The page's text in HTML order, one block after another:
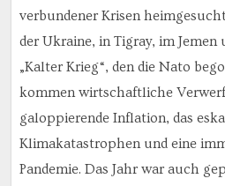
verbundener Krisen
der Ukraine, in Tigray, im Jemen
„Kalter Krieg“, den die Nato
kommen wirtschaftliche
galoppierende Inflation, das
Klimakatastrophen und eine
Pandemie. Das Jahr war auch